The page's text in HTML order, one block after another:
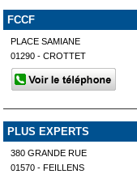
FCCF
PLACE SAMIANE
01290 - CROTTET
PLUS EXPERTS
380 GRANDE RUE
01570 - FEILLENS